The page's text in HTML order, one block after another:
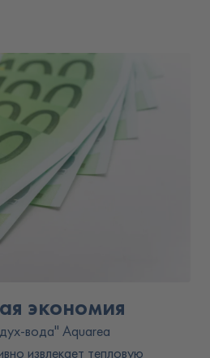
экономия
вода" Aquarea
извлекает тепловую